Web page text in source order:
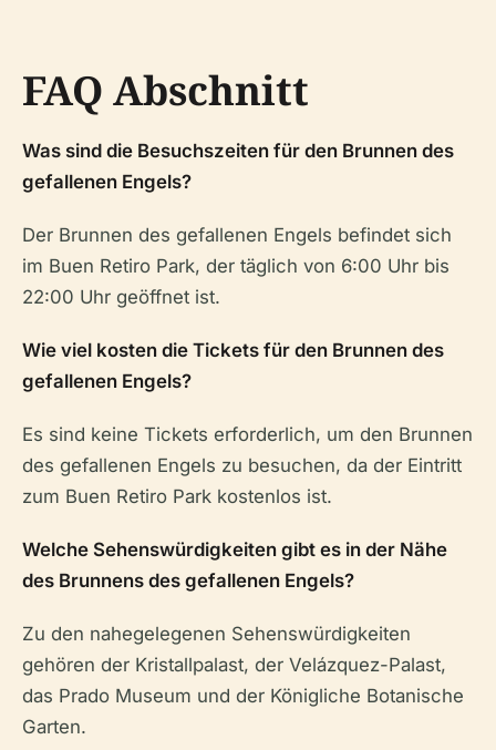
FAQ Abschnitt
Was sind die Besuchszeiten für den Brunnen des
gefallenen Engels?
Der Brunnen des gefallenen Engels befindet sich
im Buen Retiro Park, der täglich von 6:00 Uhr bis
22:00 Uhr geöffnet ist.
Wie viel kosten die Tickets für den Brunnen des
gefallenen Engels?
Es sind keine Tickets erforderlich, um den Brunnen
des gefallenen Engels zu besuchen, da der Eintritt
zum Buen Retiro Park kostenlos ist.
Welche Sehenswürdigkeiten gibt es in der Nähe
des Brunnens des gefallenen Engels?
Zu den nahegelegenen Sehenswürdigkeiten
gehören der Kristallpalast, der Velázquez-Palast,
das Prado Museum und der Königliche Botanische
Garten.